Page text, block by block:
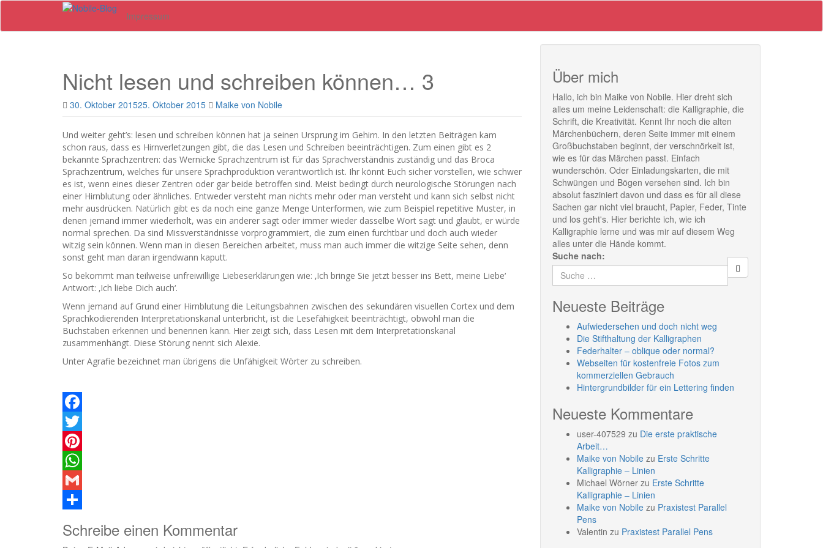
Skip
main
Impressum
Nicht lesen und schreiben können… 3
30. Oktober 201525. Oktober 2015 Maike von Nobile
Und weiter geht’s: lesen und schreiben können hat ja seinen Ursprung im Gehirn. In den letzten Beiträgen kam
schon raus, dass es Hirnverletzungen gibt, die das Lesen und Schreiben beeinträchtigen. Zum einen gibt es 2
bekannte Sprachzentren: das Wernicke Sprachzentrum ist für das Sprachverständnis zuständig und das Broca
Sprachzentrum, welches für unsere Sprachproduktion verantwortlich ist. Ihr könnt Euch sicher vorstellen, wie schwer
es ist, wenn eines dieser Zentren oder gar beide betroffen sind. Meist bedingt durch neurologische Störungen nach
einer Hirnblutung oder ähnliches. Entweder versteht man nichts mehr oder man versteht und kann sich selbst nicht
mehr ausdrücken. Natürlich gibt es da noch eine ganze Menge Unterformen, wie zum Beispiel repetitive Muster, in
denen jemand immer wiederholt, was ein anderer sagt oder immer wieder dasselbe Wort sagt und glaubt, er würde
normal sprechen. Da sind Missverständnisse vorprogrammiert, die zum einen furchtbar und doch auch wieder
witzig sein können. Wenn man in diesen Bereichen arbeitet, muss man auch immer die witzige Seite sehen, denn
sonst geht man daran irgendwann kaputt.
So bekommt man teilweise unfreiwillige Liebeserklärungen wie: ‚Ich bringe Sie jetzt besser ins Bett, meine Liebe‘
Antwort: ‚Ich liebe Dich auch‘.
Wenn jemand auf Grund einer Hirnblutung die Leitungsbahnen zwischen des sekundären visuellen Cortex und dem
Sprachkodierenden Interpretationskanal unterbricht, ist die Lesefähigkeit beeinträchtigt, obwohl man die
Buchstaben erkennen und benennen kann. Hier zeigt sich, dass Lesen mit dem Interpretationskanal
zusammenhängt. Diese Störung nennt sich Alexie.
Unter Agrafie bezeichnet man übrigens die Unfähigkeit Wörter zu schreiben.
Facebook
Twitter
Pinterest
WhatsApp
Gmail
Schreibe einen Kommentar
Über mich
Hallo, ich bin Maike von Nobile. Hier dreht sich
alles um meine Leidenschaft: die Kalligraphie, die
Schrift, die Kreativität. Kennt Ihr noch die alten
Märchenbüchern, deren Seite immer mit einem
Großbuchstaben beginnt, der verschnörkelt ist,
wie es für das Märchen passt. Einfach
wunderschön. Oder Einladungskarten, die mit
Schwüngen und Bögen versehen sind. Ich bin
absolut fasziniert davon und dass es für all diese
Sachen gar nicht viel braucht, Papier, Feder, Tinte
und los geht's. Hier berichte ich, wie ich
Kalligraphie lerne und was mir auf diesem Weg
alles unter die Hände kommt.
Suche nach:
Neueste Beiträge
Aufwiedersehen und doch nicht weg
Die Stifthaltung der Kalligraphen
Federhalter – oblique oder normal?
Webseiten für kostenfreie Fotos zum
kommerziellen Gebrauch
Hintergrundbilder für ein Lettering finden
Neueste Kommentare
user-407529 zu Die erste praktische
Arbeit…
Maike von Nobile zu Erste Schritte
Kalligraphie – Linien
Michael Wörner zu Erste Schritte
Kalligraphie – Linien
Maike von Nobile zu Praxistest Parallel
Pens
Valentin zu Praxistest Parallel Pens